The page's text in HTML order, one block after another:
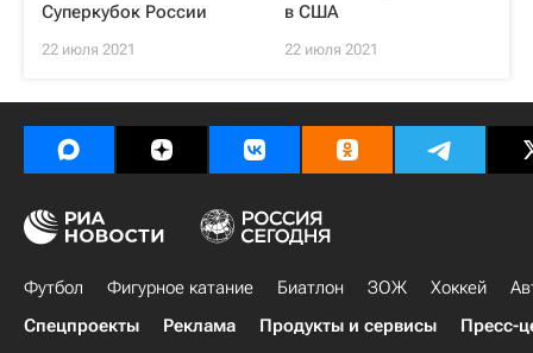
Суперкубок России
22 июля 2021
в США
22 июля 2021
Футбол Фигурное катание Биатлон ЗОЖ Хоккей
Спецпроекты
Реклама Продукты и сервисы Пресс-